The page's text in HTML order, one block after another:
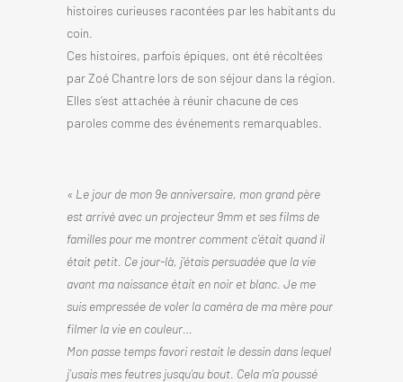
histoires curieuses racontées par les habitants du
coin.
Ces histoires, parfois épiques, ont été récoltées
par Zoé Chantre lors de son séjour dans la région.
Elles s’est attachée à réunir chacune de ces
paroles comme des événements remarquables.
« Le jour de mon 9e anniversaire, mon grand père
est arrivé avec un projecteur 9mm et ses films de
familles pour me montrer comment c’était quand il
était petit. Ce jour-là, j’étais persuadée que la vie
avant ma naissance était en noir et blanc. Je me
suis empressée de voler la caméra de ma mère pour
filmer la vie en couleur…
Mon passe temps favori restait le dessin dans lequel
j’usais mes feutres jusqu’au bout. Cela m’a poussé